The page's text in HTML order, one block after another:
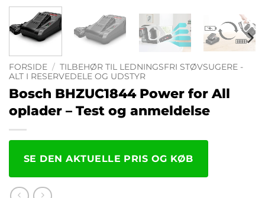
FORSIDE / TILBEHØR TIL LEDNINGSFRI STØVSUGERE -
ALT I RESERVEDELE OG UDSTYR
Bosch BHZUC1844 Power for All
oplader – Test og anmeldelse
SE DEN AKTUELLE PRIS OG KØB